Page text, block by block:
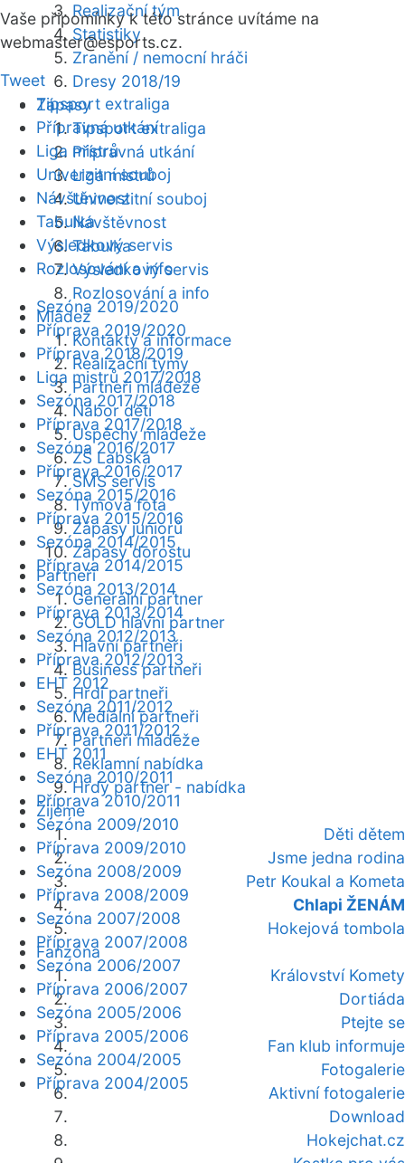
Realizační tým
Statistiky
Zranění / nemocní hráči
Dresy 2018/19
Zápasy
Tipsport extraliga
Přípravná utkání
Liga mistrů
Univerzitní souboj
Návštěvnost
Tabulka
Výsledkový servis
Rozlosování a info
Mládež
Kontakty a informace
Realizační týmy
Partneři mládeže
Nábor dětí
Úspěchy mládeže
ZŠ Labská
SMS servis
Týmová fota
Zápasy juniorů
Zápasy dorostu
Partneři
Generální partner
GOLD hlavní partner
Hlavní partneři
Business partneři
Hrdí partneři
Mediální partneři
Partneři mládeže
Reklamní nabídka
Hrdý partner - nabídka
Žijeme
Děti dětem
Jsme jedna rodina
Petr Koukal a Kometa
Chlapi ŽENÁM
Hokejová tombola
Fanzóna
Království Komety
Dortiáda
Ptejte se
Fan klub informuje
Fotogalerie
Aktivní fotogalerie
Download
Hokejchat.cz
Vaše připomínky k této stránce uvítáme na
webmaster@esports.cz.
Tweet
Tipsport extraliga
Přípravná utkání
Liga mistrů
Univerzitní souboj
Návštěvnost
Tabulka
Výsledkový servis
Rozlosování a info
Sezóna 2019/2020
Příprava 2019/2020
Příprava 2018/2019
Liga mistrů 2017/2018
Sezóna 2017/2018
Příprava 2017/2018
Sezóna 2016/2017
Příprava 2016/2017
Sezóna 2015/2016
Příprava 2015/2016
Sezóna 2014/2015
Příprava 2014/2015
Sezóna 2013/2014
Příprava 2013/2014
Sezóna 2012/2013
Příprava 2012/2013
EHT 2012
Sezóna 2011/2012
Příprava 2011/2012
EHT 2011
Sezóna 2010/2011
Příprava 2010/2011
Sezóna 2009/2010
Příprava 2009/2010
Sezóna 2008/2009
Příprava 2008/2009
Sezóna 2007/2008
Příprava 2007/2008
Sezóna 2006/2007
Příprava 2006/2007
Sezóna 2005/2006
Příprava 2005/2006
Sezóna 2004/2005
Příprava 2004/2005